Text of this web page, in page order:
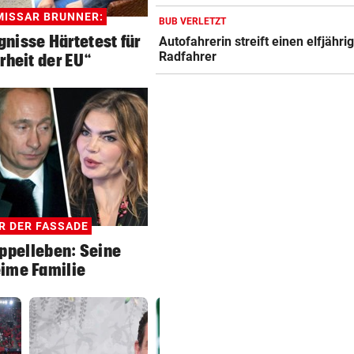
BRUNNER:
Härtetest für
der EU“
DER FASSADE
Seine
Familie
BUB VERLETZT
Autofahrerin streift einen
Radfahrer